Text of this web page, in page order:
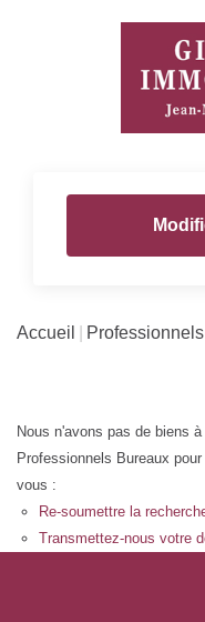
Accueil Professionnels
Nous n'avons pas de biens
Professionnels Bureaux
vous :
Re-soumettre la
Transmettez-nous votre